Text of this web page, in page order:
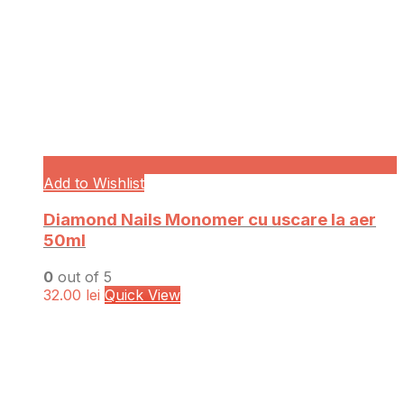
Add to Wishlist
Diamond Nails Monomer cu uscare la aer
50ml
0 out of 5
32.00 lei Quick View